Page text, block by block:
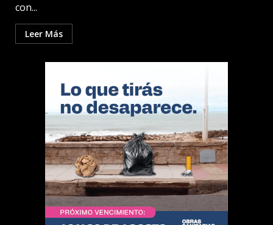
con...
Leer Más